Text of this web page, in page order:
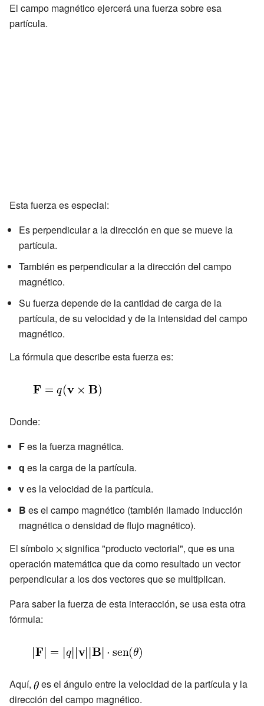
El campo magnético ejercerá una fuerza sobre esa
partícula.
Esta fuerza es especial:
Es perpendicular a la dirección en que se mueve la
partícula.
También es perpendicular a la dirección del campo
magnético.
Su fuerza depende de la cantidad de carga de la
partícula, de su velocidad y de la intensidad del campo
magnético.
La fórmula que describe esta fuerza es:
Donde:
Fes la fuerza magnética.
q es la carga de la partícula.
ves la velocidad de la partícula.
B es el campo magnético (también llamado inducción
magnética o densidad de flujo magnético).
El símbolo
significa "producto vectorial", que es una
operación matemática que da como resultado un vector
perpendicular a los dos vectores que se multiplican.
Para saber la fuerza de esta interacción, se usa esta otra
fórmula:
Aquí,
es el ángulo entre la velocidad de la partícula y la
dirección del campo magnético.